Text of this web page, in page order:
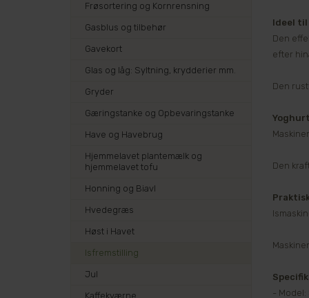
Ideel til
Den
efter
Den
Den
- Model:
Frøsortering og Kornrensning
Gasblus og tilbehør
Gavekort
Glas og låg: Syltning, krydderier mm.
Gryder
Gæringstanke og Opbevaringstanke
Have og Havebrug
Hjemmelavet plantemælk og
hjemmelavet tofu
Honning og Biavl
Hvedegræs
Høst i Havet
Isfremstilling
Jul
Kaffekværne